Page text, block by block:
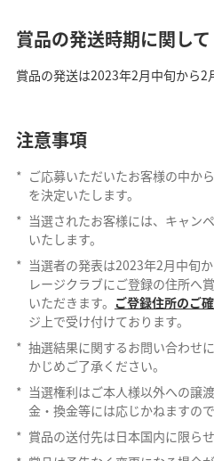
賞品の発送時期に関して
賞品の発送は2023年2月中旬から2
注意事項
* ご応募いただいたお客様の中か
を決定いたします。
* 当選されたお客様には、キャン
いたします。
* 当選者の発表は2023年2月中旬
レージクラブにご登録の住所へ
いただきます。 ご登録住所のご
ジ上で受け付けております。
* 抽選結果に関するお問い合わせ
かじめご了承ください。
* 当選権利はご本人様以外への譲
金・換金等には応じかねますの
* 賞品の送付先は日本国内に限ら